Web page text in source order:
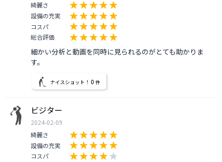
綺麗さ
設備の充実
コスパ
総合評価
細かい分析と動画を同時に見られるのがとても助かりま
す。
ナイスショット！ 0 件
ビジター
2024-02-09
綺麗さ
設備の充実
コスパ